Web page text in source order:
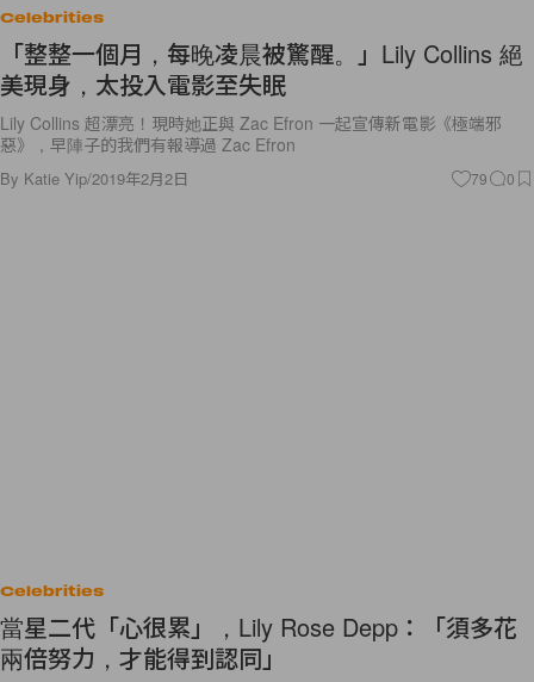
Celebrities
「整整一個月，每晚凌晨被驚醒。」Lily Collins 絕
美現身，太投入電影至失眠
Lily Collins 超漂亮！現時她正與 Zac Efron 一起宣傳新電影《極端邪
惡》，早陣子的我們有報導過 Zac Efron
By Katie Yip/2019年2月2日 79 0
Celebrities
當星二代「心很累」，Lily Rose Depp：「須多花
兩倍努力，才能得到認同」